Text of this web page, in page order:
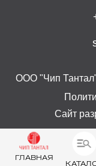
ООО "Чип
Сайт
ГЛАВНАЯ